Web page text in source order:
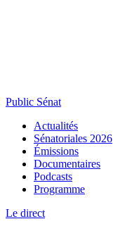
Public Sénat
Actualités
Sénatoriales 2026
Émissions
Documentaires
Podcasts
Programme
Le direct